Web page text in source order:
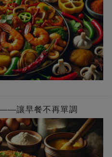
——讓早餐不再單調